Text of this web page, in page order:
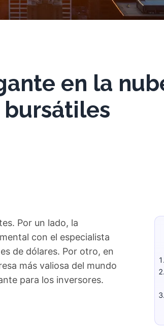
en la
Por un lado, la
con el especialista
de dólares. Por otro, en
más valiosa del mundo
para los inversores.